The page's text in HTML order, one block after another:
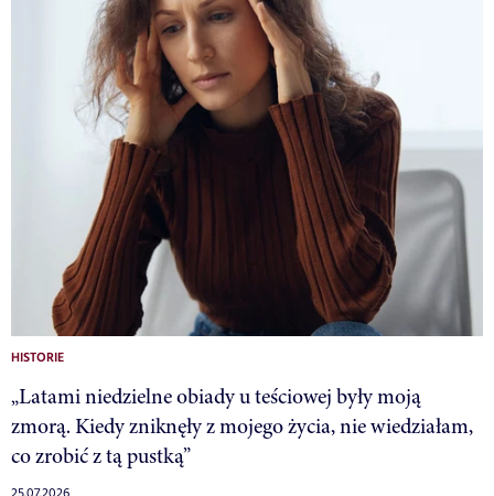
HISTORIE
„Latami niedzielne obiady u teściowej były moją
zmorą. Kiedy zniknęły z mojego życia, nie wiedziałam,
co zrobić z tą pustką”